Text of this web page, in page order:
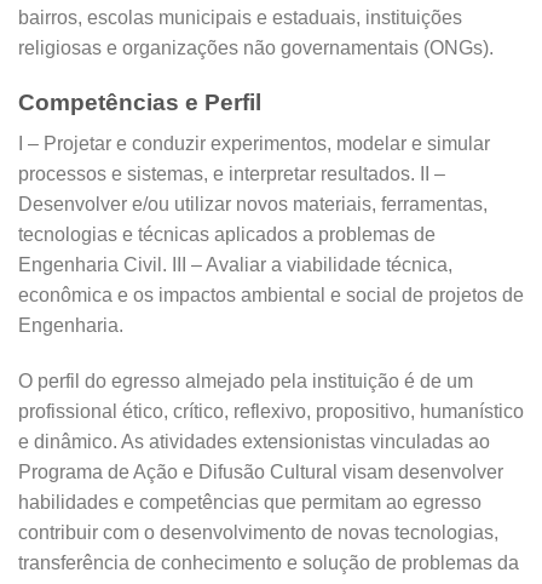
bairros, escolas municipais e estaduais, instituições
religiosas e organizações não governamentais (ONGs).
Competências e Perfil
I – Projetar e conduzir experimentos, modelar e simular
processos e sistemas, e interpretar resultados. II –
Desenvolver e/ou utilizar novos materiais, ferramentas,
tecnologias e técnicas aplicados a problemas de
Engenharia Civil. III – Avaliar a viabilidade técnica,
econômica e os impactos ambiental e social de projetos de
Engenharia.
O perfil do egresso almejado pela instituição é de um
profissional ético, crítico, reflexivo, propositivo, humanístico
e dinâmico. As atividades extensionistas vinculadas ao
Programa de Ação e Difusão Cultural visam desenvolver
habilidades e competências que permitam ao egresso
contribuir com o desenvolvimento de novas tecnologias,
transferência de conhecimento e solução de problemas da